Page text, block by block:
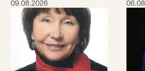
09.08.2026